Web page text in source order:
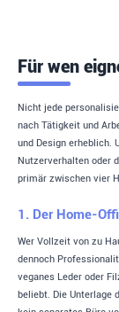
Für wen
Nicht jede
nach Tätigkeit und
und Design erheblich.
Nutzerverhalten oder
primär zwischen vier
1. Der Home-
Wer Vollzeit von zu
dennoch
veganes Leder oder
beliebt. Die Unterlage